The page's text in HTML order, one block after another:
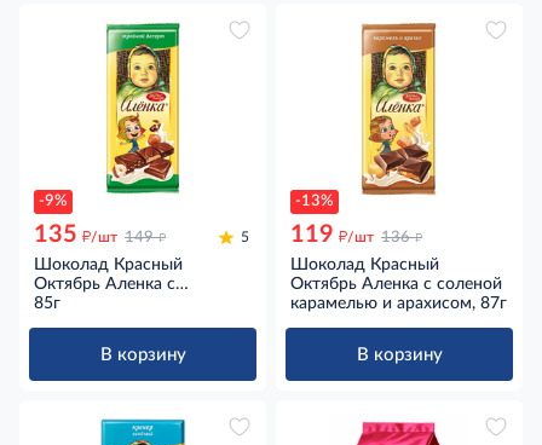
-9%
135 д/шт 149 д 5
Шоколад Красный
Октябрь Аленка с
начинкой Тройной десерт,
85г
В корзину
-13%
119 д/шт 136 д
Шоколад Красный
Октябрь Аленка с соленой
карамелью и арахисом, 87г
В корзину